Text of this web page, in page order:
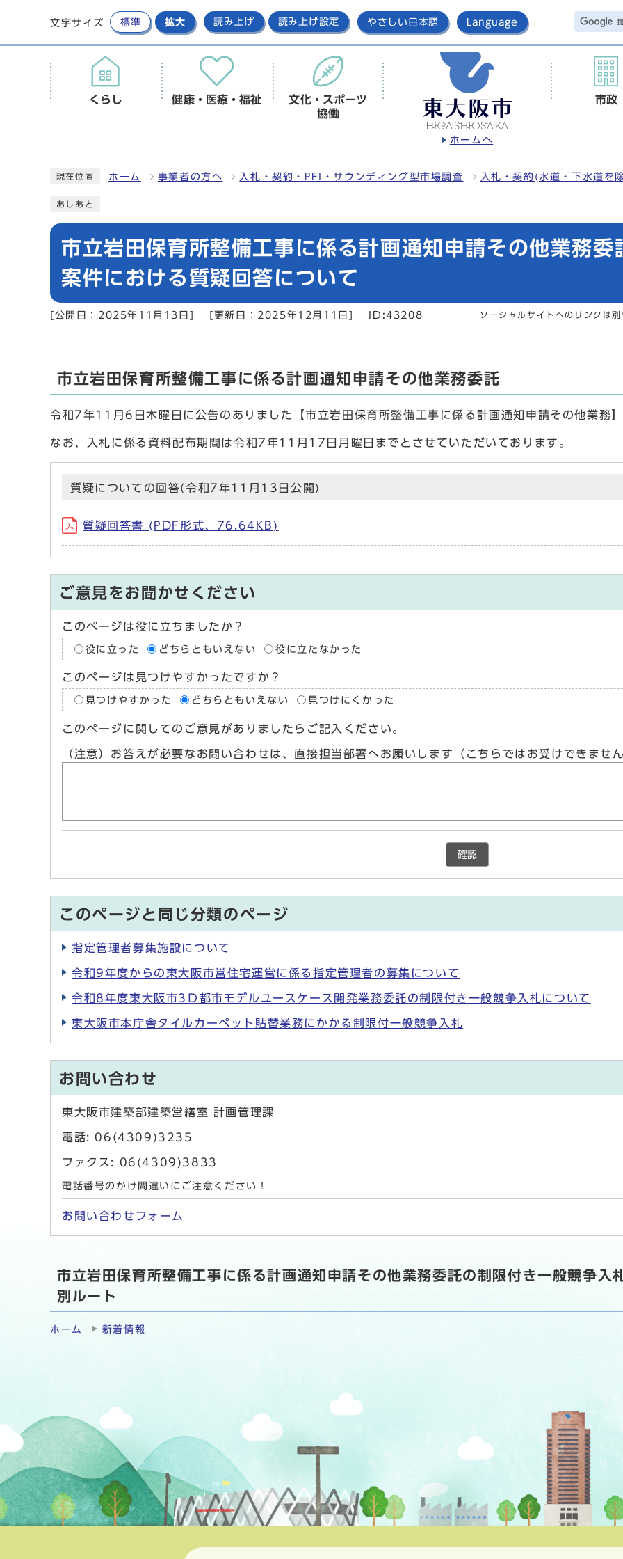
文字サイズ 標準 拡大 読み上げ 読み上げ設定 やさしい日本語 Language
ホームへ
くらし 健康・医療・福祉
文化・スポーツ
協働
市政
現在位置 ホーム 事業者の方へ 入札・契約・PFI・サウンディング型市場調査 入札・契約(水道・下水道を
あしあと
市立岩田保育所整備工事に係る計画通知申請その他業務
案件における質疑回答について
[公開日：2025年11月13日] [更新日：2025年12月11日] ID:43208 ソーシャルサイトへのリンクは
市立岩田保育所整備工事に係る計画通知申請その他業務委託
令和7年11月6日木曜日に公告のありました【市立岩田保育所整備工事に係る計画通知申請その他業務
なお、入札に係る資料配布期間は令和7年11月17日月曜日までとさせていただいております。
質疑についての回答(令和7年11月13日公開)
質疑回答書 (PDF形式、76.64KB)
ご意見をお聞かせください
このページは役に立ちましたか？
役に立った どちらともいえない 役に立たなかった
このページは見つけやすかったですか？
見つけやすかった どちらともいえない 見つけにくかった
このページに関してのご意見がありましたらご記入ください。
（注意）お答えが必要なお問い合わせは、直接担当部署へお願いします（こちらではお受けできませ
確認
このページと同じ分類のページ
指定管理者募集施設について
令和9年度からの東大阪市営住宅運営に係る指定管理者の募集について
令和8年度東大阪市3Ｄ都市モデルユースケース開発業務委託の制限付き一般競争入札について
東大阪市本庁舎タイルカーペット貼替業務にかかる制限付一般競争入札
お問い合わせ
東大阪市建築部建築営繕室 計画管理課
電話: 06(4309)3235
ファクス: 06(4309)3833
電話番号のかけ間違いにご注意ください！
お問い合わせフォーム
市立岩田保育所整備工事に係る計画通知申請その他業務委託の制限付き一般競争入
別ルート
ホーム 新着情報